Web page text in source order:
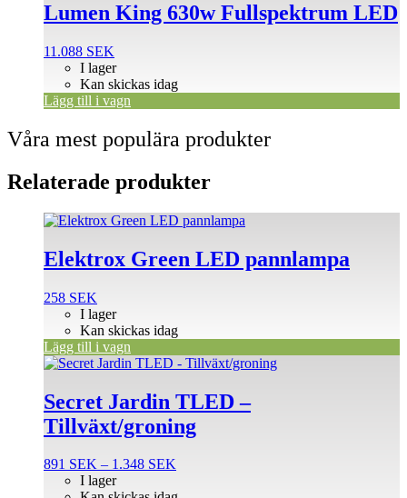
Lumen King 630w Fullspektrum LED
11.088 SEK
I lager
Kan skickas idag
Lägg till i vagn
Våra mest populära produkter
Relaterade produkter
Elektrox Green LED pannlampa
258 SEK
I lager
Kan skickas idag
Lägg till i vagn
Secret Jardin TLED –
Tillväxt/groning
891 SEK – 1.348 SEK
I lager
Den
produkten
har
flera
De
olika
alternativen